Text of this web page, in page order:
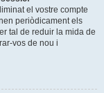
el vostre compte
periòdicament els
tal de reduir la mida de
vos de nou i